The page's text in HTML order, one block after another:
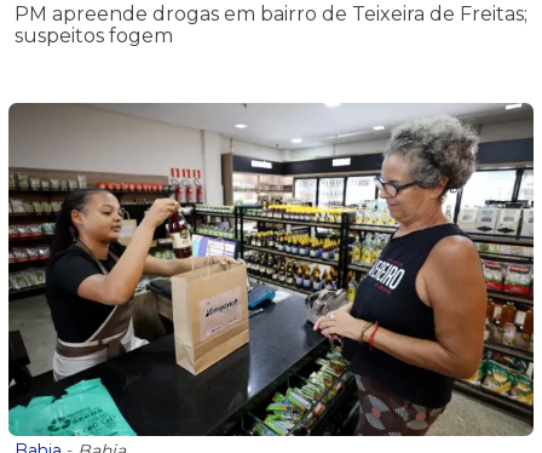
PM apreende drogas em bairro de Teixeira de Freitas;
suspeitos fogem